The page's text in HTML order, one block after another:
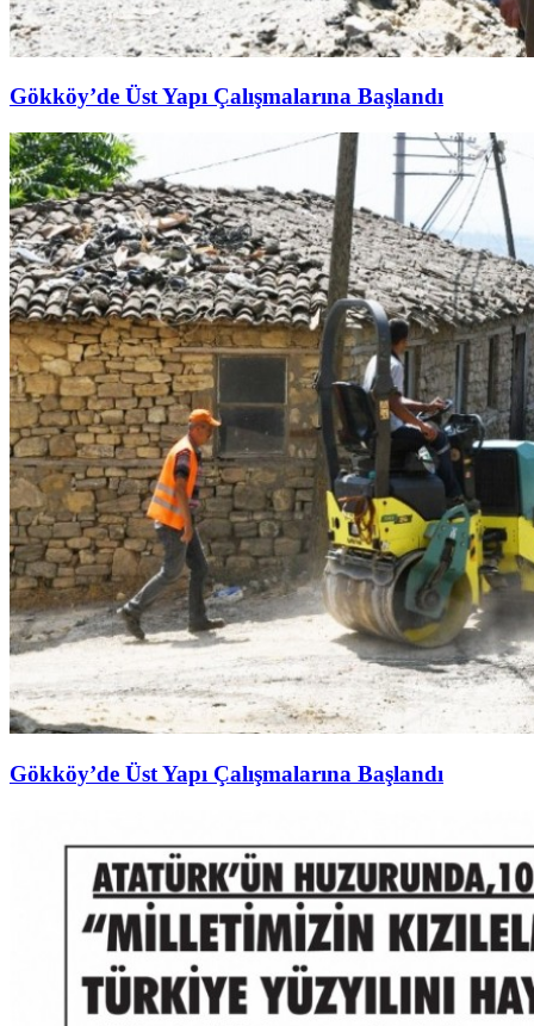
Gökköy’de Üst Yapı Çalışmalarına Başlandı
Gökköy’de Üst Yapı Çalışmalarına Başlandı